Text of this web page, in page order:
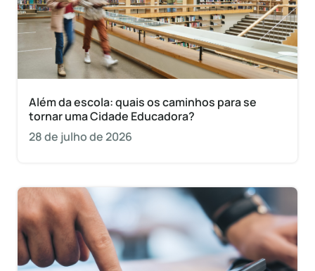
Além da escola: quais os caminhos para se
tornar uma Cidade Educadora?
28 de julho de 2026